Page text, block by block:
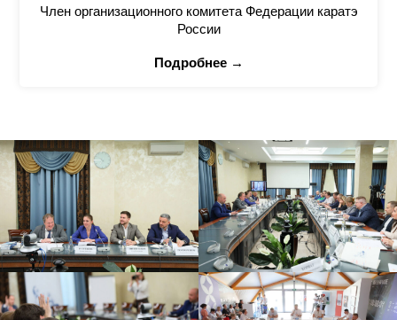
Член организационного комитета Федерации каратэ
России
Подробнее →